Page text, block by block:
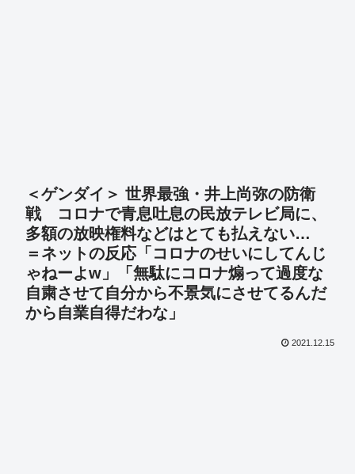
＜ゲンダイ＞ 世界最強・井上尚弥の防衛
戦 コロナで青息吐息の民放テレビ局に、
多額の放映権料などはとても払えない…
＝ネットの反応「コロナのせいにしてんじ
ゃねーよw」「無駄にコロナ煽って過度な
自粛させて自分から不景気にさせてるんだ
から自業自得だわな」
2021.12.15